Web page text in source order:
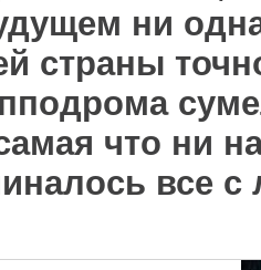
ни
страны
что ни
все с